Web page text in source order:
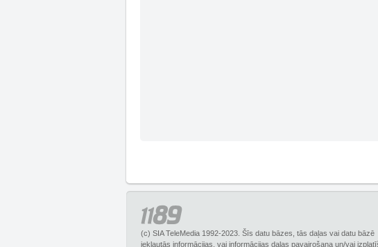
(c) SIA TeleMedia 1992-2023. Šīs datu bāzes, tās daļas vai datu bāzē
iekļautās informācijas, vai informācijas daļas pavairošana un/vai